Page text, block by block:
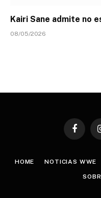
Kairi Sane admite no
08/05/2026
HOME NOTICIAS WWE